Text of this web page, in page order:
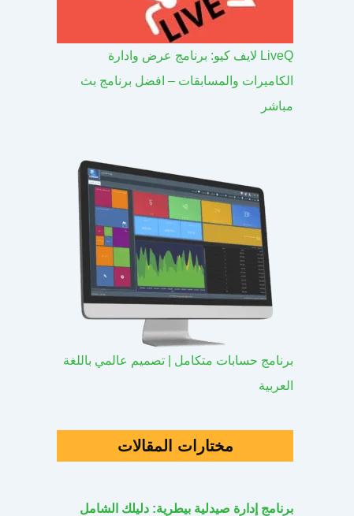
LiveQ لايف كيو: برنامج عرض وادارة
الكاميرات والمسابقات – افضل برنامج بث
مباشر
برنامج حسابات متكامل | تصميم عالمي باللغة
العربية
مختارات المقالات
برنامج إدارة صيدلية بيطرية: دليلك الشامل